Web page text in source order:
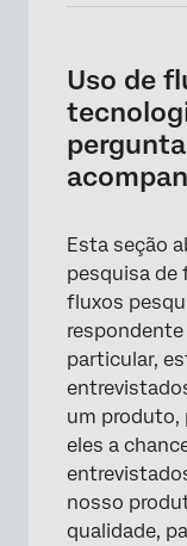
Uso de
Esta seção
pesquisa de
fluxos
particular,
um produto,
eles a
nosso
qualidade,